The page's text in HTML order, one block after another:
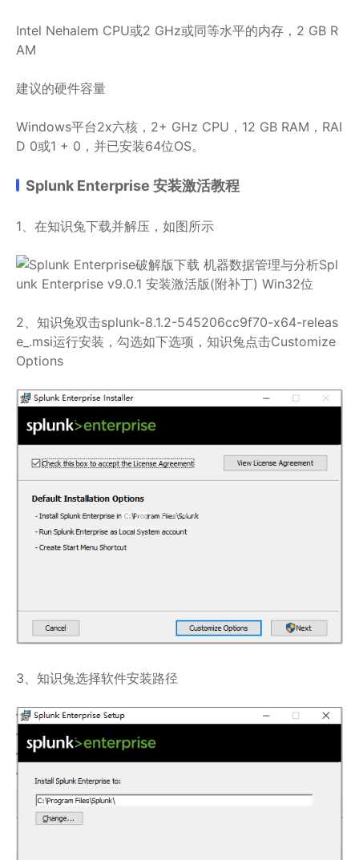
Intel Nehalem CPU或2 GHz或同等水平的内存，2 GB R
AM
建议的硬件容量
Windows平台2x六核，2+ GHz CPU，12 GB RAM，RAI
D 0或1 + 0，并已安装64位OS。
Splunk Enterprise 安装激活教程
1、在知识兔下载并解压，如图所示
2、知识兔双击splunk-8.1.2-545206cc9f70-x64-releas
e_.msi运行安装，勾选如下选项，知识兔点击Customize
Options
3、知识兔选择软件安装路径